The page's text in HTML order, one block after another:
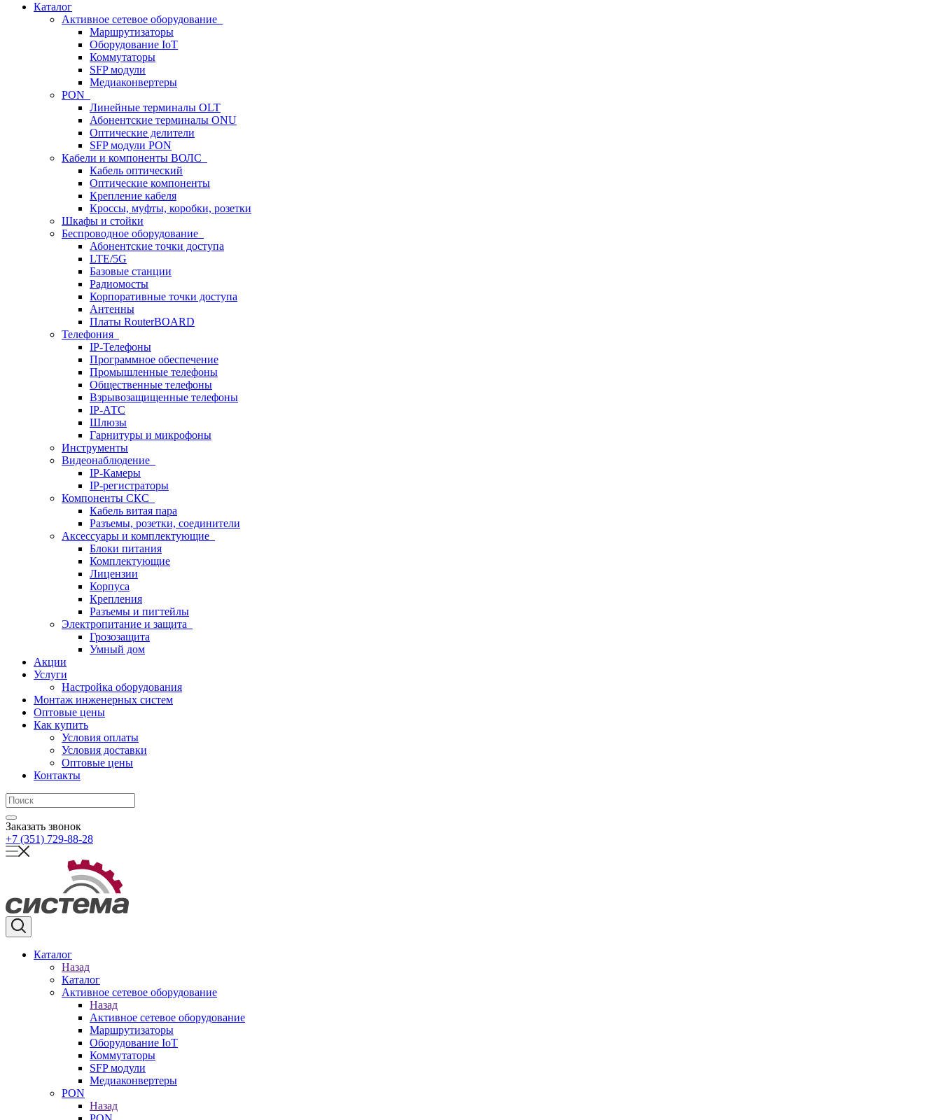
Каталог
Активное сетевое оборудование
Маршрутизаторы
Оборудование IoT
Коммутаторы
SFP модули
Медиаконвертеры
PON
Линейные терминалы OLT
Абонентские терминалы ONU
Оптические делители
SFP модули PON
Кабели и компоненты ВОЛС
Кабель оптический
Оптические компоненты
Крепление кабеля
Кроссы, муфты, коробки, розетки
Шкафы и стойки
Беспроводное оборудование
Абонентские точки доступа
LTE/5G
Базовые станции
Радиомосты
Корпоративные точки доступа
Антенны
Платы RouterBOARD
Телефония
IP-Телефоны
Программное обеспечение
Промышленные телефоны
Общественные телефоны
Взрывозащищенные телефоны
IP-АТС
Шлюзы
Гарнитуры и микрофоны
Инструменты
Видеонаблюдение
IP-Камеры
IP-регистраторы
Компоненты СКС
Кабель витая пара
Разъемы, розетки, соединители
Аксессуары и комплектующие
Блоки питания
Комплектующие
Лицензии
Корпуса
Крепления
Разъемы и пигтейлы
Электропитание и защита
Грозозащита
Умный дом
Акции
Услуги
Настройка оборудования
Монтаж инженерных систем
Оптовые цены
Как купить
Условия оплаты
Условия доставки
Оптовые цены
Контакты
Заказать звонок
+7 (351) 729-88-28
Каталог
Назад
Каталог
Активное сетевое оборудование
Назад
Активное сетевое оборудование
Маршрутизаторы
Оборудование IoT
Коммутаторы
SFP модули
Медиаконвертеры
PON
Назад